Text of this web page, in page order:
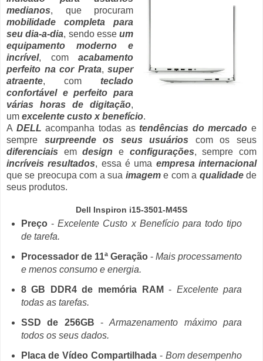
medianos, que procuram
mobilidade completa para
seu dia-a-dia, sendo esse um
equipamento moderno e
incrível, com acabamento
perfeito na cor Prata, super
atraente, com teclado
confortável e perfeito para
várias horas de digitação,
um excelente custo x benefício.
A DELL acompanha todas astendências do mercado e
sempre surpreende os seus usuários com os seus
diferenciais emdesign e configurações, sempre com
incríveis resultados, essa é uma empresa internacional
que se preocupa com a sua imageme com a qualidadede
seus produtos.
Dell Inspiron i15-3501-M45S
Preço-Excelente Custo x Benefício para todo tipo
de tarefa.
Processador de 11ª Geração -Mais processamento
e menos consumo e energia.
8 GB DDR4 de memória RAM - Excelente para
todas as tarefas.
SSD de 256GB -Armazenamento máximo para
todos os seus dados.
Placa de Vídeo Compartilhada - Bom desempenho